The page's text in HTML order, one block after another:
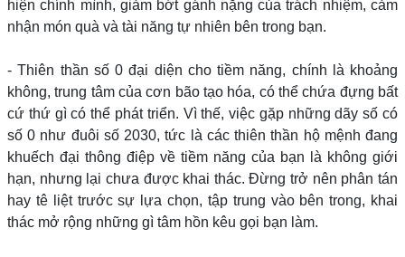
hiện chính mình, giảm bớt gánh nặng của trách nhiệm, cảm
nhận món quà và tài năng tự nhiên bên trong bạn.
- Thiên thần số 0 đại diện cho tiềm năng, chính là khoảng
không, trung tâm của cơn bão tạo hóa, có thể chứa đựng bất
cứ thứ gì có thể phát triển. Vì thế, việc gặp những dãy số có
số 0 như đuôi số 2030, tức là các thiên thần hộ mệnh đang
khuếch đại thông điệp về tiềm năng của bạn là không giới
hạn, nhưng lại chưa được khai thác. Đừng trở nên phân tán
hay tê liệt trước sự lựa chọn, tập trung vào bên trong, khai
thác mở rộng những gì tâm hồn kêu gọi bạn làm.